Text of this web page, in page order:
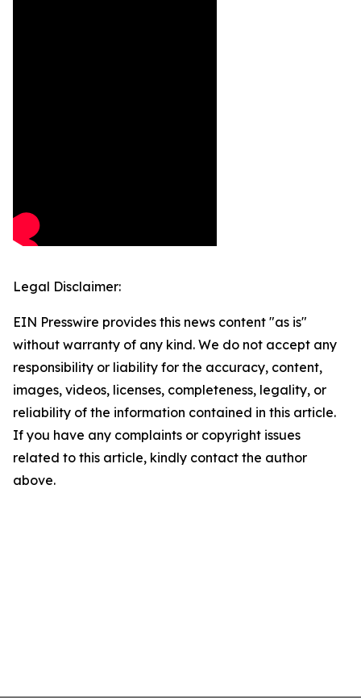
Legal Disclaimer:
EIN Presswire provides this news content "as is"
without warranty of any kind. We do not accept any
responsibility or liability for the accuracy, content,
images, videos, licenses, completeness, legality, or
reliability of the information contained in this article.
If you have any complaints or copyright issues
related to this article, kindly contact the author
above.